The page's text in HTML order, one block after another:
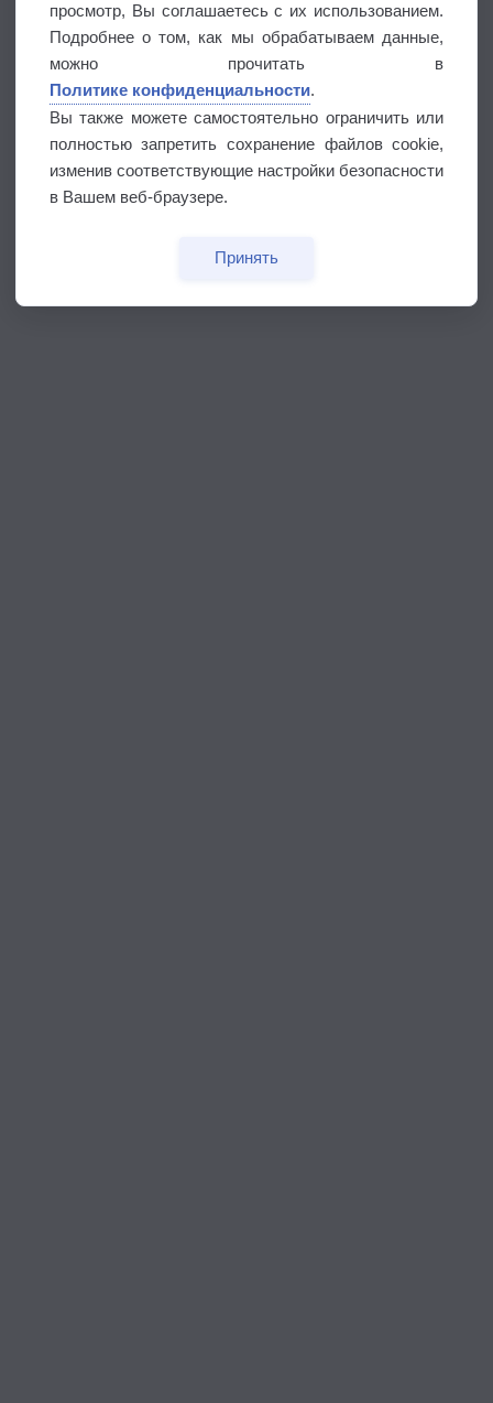
просмотр, Вы соглашаетесь с их использованием.
Подробнее о том, как мы обрабатываем данные,
можно прочитать в
Политике конфиденциальности.
Вы также можете самостоятельно ограничить или
полностью запретить сохранение файлов cookie,
изменив соответствующие настройки безопасности
в Вашем веб-браузере.
Принять